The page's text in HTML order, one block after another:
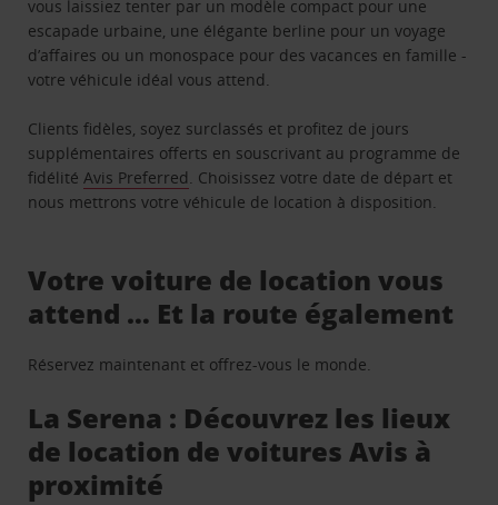
vous laissiez tenter par un modèle compact pour une
escapade urbaine, une élégante berline pour un voyage
d’affaires ou un monospace pour des vacances en famille -
votre véhicule idéal vous attend.
Clients fidèles, soyez surclassés et profitez de jours
supplémentaires offerts en souscrivant au programme de
fidélitéAvis Preferred. Choisissez votre date de départ et
nous mettrons votre véhicule de location à disposition.
Votre voiture de location vous
attend … Et la route également
Réservez maintenant et offrez-vous le monde.
La Serena : Découvrez les lieux
de location de voitures Avis à
proximité